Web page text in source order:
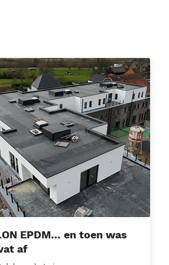
EPDM… en toen was het vat af
EPDM… en toen was
af